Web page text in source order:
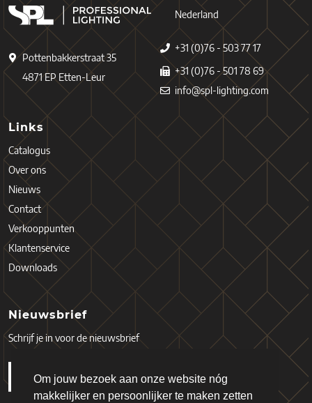
Om jouw bezoek aan onze website nóg
makkelijker en persoonlijker te maken zetten
Pottenbakkerstraat 35
4871 EP Etten-Leur
Nederland
+31 (0)76 - 503 77 17
+31 (0)76 - 501 78 69
info@spl-lighting.com
Links
Catalogus
Over ons
Nieuws
Contact
Verkooppunten
Klantenservice
Downloads
Nieuwsbrief
Schrijf je in voor de nieuwsbrief